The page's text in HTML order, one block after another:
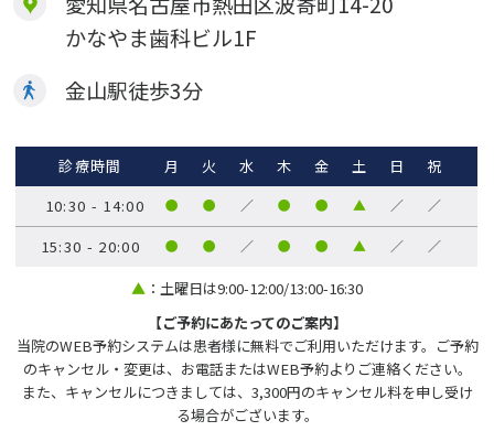
かなやま歯科ビル1F
金山駅徒歩3分
診療時間 月 火 水 木 金 土 日
祝
10:30 - 14:00
● ● ／ ● ● ▲ ／ ／
15:30 - 20:00 ● ● ／ ● ● ▲ ／ ／
▲ ：土曜日は9:00-12:00/13:00-16:30
【ご予約にあたってのご案内】
当院のWEB予約システムは患者様に無料でご利用いただけます。ご予約
のキャンセル・変更は、お電話またはWEB予約よりご連絡ください。
また、キャンセルにつきましては、3,300円のキャンセル料を申し受け
る場合がございます。